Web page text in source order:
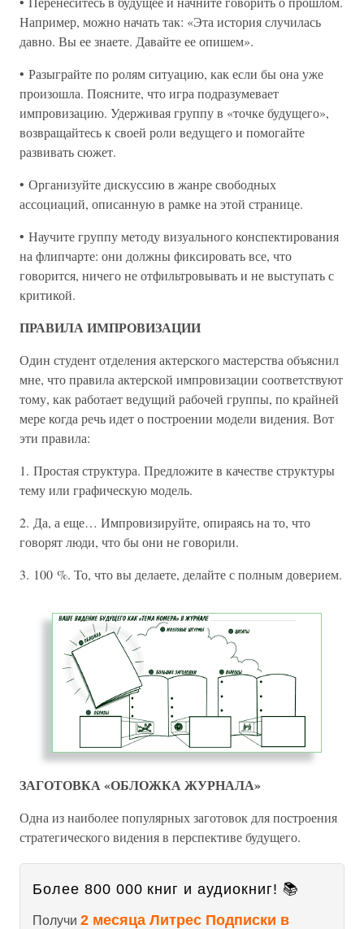
Например, можно начать так: «Эта история случилась
давно. Вы ее знаете. Давайте ее опишем».
• Разыграйте по ролям ситуацию, как если бы она уже
произошла. Поясните, что игра подразумевает
импровизацию. Удерживая группу в «точке будущего»,
возвращайтесь к своей роли ведущего и помогайте
развивать сюжет.
• Организуйте дискуссию в жанре свободных
ассоциаций, описанную в рамке на этой странице.
• Научите группу методу визуального конспектирования
на флипчарте: они должны фиксировать все, что
говорится, ничего не отфильтровывать и не выступать с
критикой.
ПРАВИЛА ИМПРОВИЗАЦИИ
Один студент отделения актерского мастерства объяcнил
мне, что правила актерской импровизации соответствуют
тому, как работает ведущий рабочей группы, по крайней
мере когда речь идет о построении модели видения. Вот
эти правила:
1. Простая структура. Предложите в качестве структуры
тему или графическую модель.
2. Да, а еще… Импровизируйте, опираясь на то, что
говорят люди, что бы они не говорили.
3. 100 %. То, что вы делаете, делайте с полным доверием.
ЗАГОТОВКА «ОБЛОЖКА ЖУРНАЛА»
Одна из наиболее популярных заготовок для построения
стратегического видения в перспективе будущего.
Более 800 000 книг и аудиокниг! 📚
Получи 2 месяца Литрес Подписки в